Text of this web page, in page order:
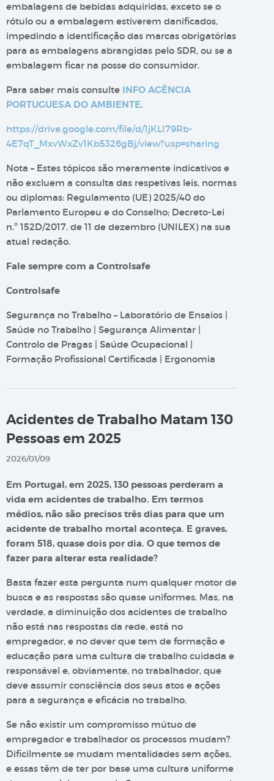
embalagens de bebidas adquiridas, exceto se o
rótulo ou a embalagem estiverem danificados,
impedindo a identificação das marcas obrigatórias
para as embalagens abrangidas pelo SDR, ou se a
embalagem ficar na posse do consumidor.
Para saber mais consulte INFO AGÊNCIA
PORTUGUESA DO AMBIENTE.
https://drive.google.com/file/d/1jKLI79Rb-
4E7qT_MxvWxZv1Kb5326gBj/view?usp=sharing
Nota – Estes tópicos são meramente indicativos e
não excluem a consulta das respetivas leis, normas
ou diplomas: Regulamento (UE) 2025/40 do
Parlamento Europeu e do Conselho; Decreto-Lei
n.º 152D/2017, de 11 de dezembro (UNILEX) na sua
atual redação.
Fale sempre com a Controlsafe
Controlsafe
Segurança no Trabalho – Laboratório de Ensaios |
Saúde no Trabalho | Segurança Alimentar |
Controlo de Pragas | Saúde Ocupacional |
Formação Profissional Certificada | Ergonomia
Acidentes de Trabalho Matam 130
Pessoas em 2025
2026/01/09
Em Portugal, em 2025, 130 pessoas perderam a
vida em acidentes de trabalho. Em termos
médios, não são precisos três dias para que um
acidente de trabalho mortal aconteça. E graves,
foram 518, quase dois por dia. O que temos de
fazer para alterar esta realidade?
Basta fazer esta pergunta num qualquer motor de
busca e as respostas são quase uniformes. Mas, na
verdade, a diminuição dos acidentes de trabalho
não está nas respostas da rede, está no
empregador, e no dever que tem de formação e
educação para uma cultura de trabalho cuidada e
responsável e, obviamente, no trabalhador, que
deve assumir consciência dos seus atos e ações
para a segurança e eficácia no trabalho.
Se não existir um compromisso mútuo de
empregador e trabalhador os processos mudam?
Dificilmente se mudam mentalidades sem ações,
e essas têm de ter por base uma cultura uniforme